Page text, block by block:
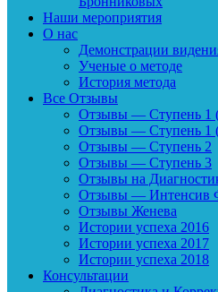
Наши мероприятия
О нас
Демонстрации
Ученые о методе
История метода
Все Отзывы
Отзывы — Ступень 1
Отзывы — Ступень 1
Отзывы — Ступень 2
Отзывы — Ступень 3
Отзывы на
Отзывы — Интенсив
Отзывы Женева
Истории успеха 2016
Истории успеха 2017
Истории успеха 2018
Консультации